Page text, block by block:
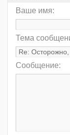
Ваше имя:
Тема
Сообщение: